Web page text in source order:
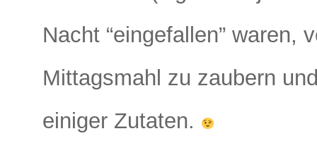
Nacht “eingefallen” waren,
Mittagsmahl zu zaubern
einiger Zutaten.